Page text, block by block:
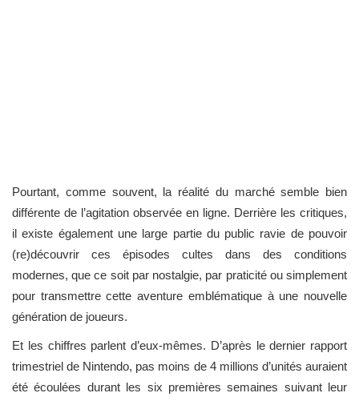
Pourtant, comme souvent, la réalité du marché semble bien
différente de l’agitation observée en ligne. Derrière les critiques,
il existe également une large partie du public ravie de pouvoir
(re)découvrir ces épisodes cultes dans des conditions
modernes, que ce soit par nostalgie, par praticité ou simplement
pour transmettre cette aventure emblématique à une nouvelle
génération de joueurs.
Et les chiffres parlent d’eux-mêmes. D’après le dernier rapport
trimestriel de Nintendo, pas moins de 4 millions d’unités auraient
été écoulées durant les six premières semaines suivant leur